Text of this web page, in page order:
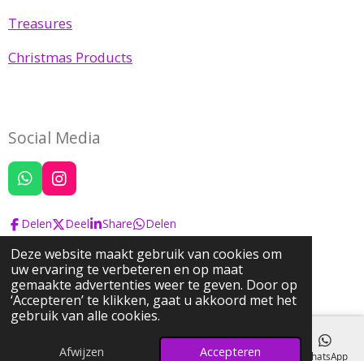
Deze website maakt gebruik van cookies om
uw ervaring te verbeteren en op maat
gemaakte advertenties weer te geven. Door op
‘Accepteren’ te klikken, gaat u akkoord met het
gebruik van alle cookies.
Afwijzen Accepteren
Treasures
Christmas Products
Social Media
W
h
a
t
A
p
p
I
n
s
t
a
g
r
a
m
Delen Deel Share Delen
© 2022 Josephine's Pearls & Treasures
Powered by JouwWeb
E-mailadres Telefoonnummer Kaart Instagram WhatsApp